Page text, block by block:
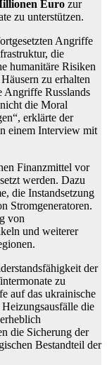
Euro zur
zu unterstützen.
Angriffe
die
humanitäre Risiken
zu erhalten
Angriffe Russlands
die Moral
erklärte der
einem Interview mit
Finanzmittel vor
werden. Dazu
die Instandsetzung
Stromgeneratoren.
von
und weiterer
der
zu
auf das ukrainische
die
die Sicherung der
Bestandteil der